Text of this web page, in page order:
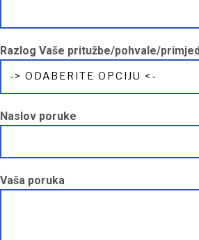
Razlog Vaše pritužbe/pohvale/
Naslov poruke
Vaša poruka